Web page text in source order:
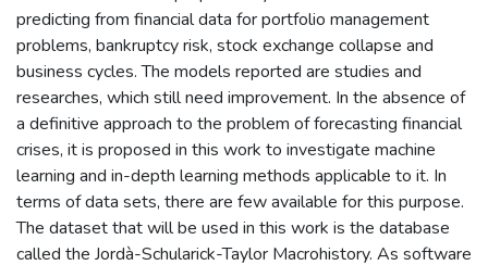
predicting from financial data for portfolio management
problems, bankruptcy risk, stock exchange collapse and
business cycles. The models reported are studies and
researches, which still need improvement. In the absence of
a definitive approach to the problem of forecasting financial
crises, it is proposed in this work to investigate machine
learning and in-depth learning methods applicable to it. In
terms of data sets, there are few available for this purpose.
The dataset that will be used in this work is the database
called the Jordà-Schularick-Taylor Macrohistory. As software